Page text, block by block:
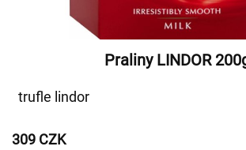
Praliny LINDOR
trufle lindor
309 CZK